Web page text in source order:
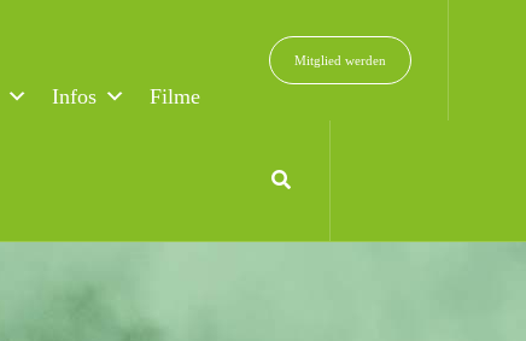
Infos
Filme
Mitglied werden